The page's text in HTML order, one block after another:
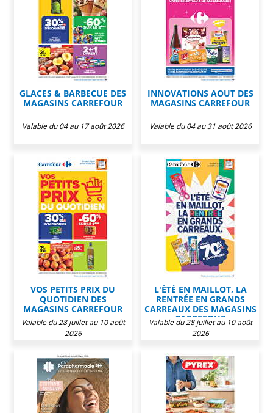
GLACES & BARBECUE DES
MAGASINS CARREFOUR
Valable du 04 au 17 août 2026
INNOVATIONS AOUT DES
MAGASINS CARREFOUR
Valable du 04 au 31 août 2026
VOS PETITS PRIX DU
QUOTIDIEN DES
MAGASINS CARREFOUR
Valable du 28 juillet au 10 août
2026
L'ÉTÉ EN MAILLOT, LA
RENTRÉE EN GRANDS
CARREAUX DES MAGASINS
CARREFOUR
Valable du 28 juillet au 10 août
2026